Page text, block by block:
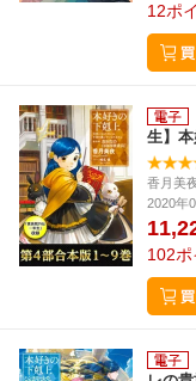
12ポ
生】
香月美
2020年
102ポ